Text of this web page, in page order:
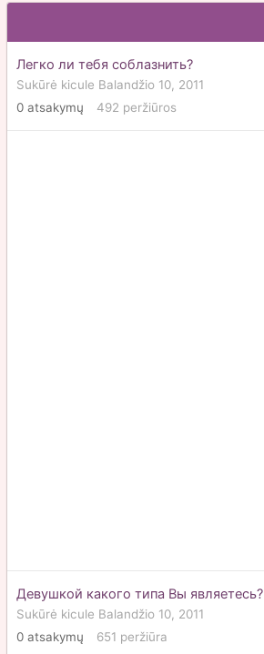
Легко ли тебя соблазнить?
Sukūrė kicule Balandžio 10, 2011
0 atsakymų 492 peržiūros
Девушкой какого типа Вы являетесь?
Sukūrė kicule Balandžio 10, 2011
0 atsakymų 651 peržiūra